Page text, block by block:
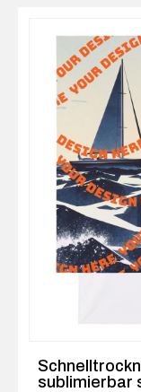
sublimierbar